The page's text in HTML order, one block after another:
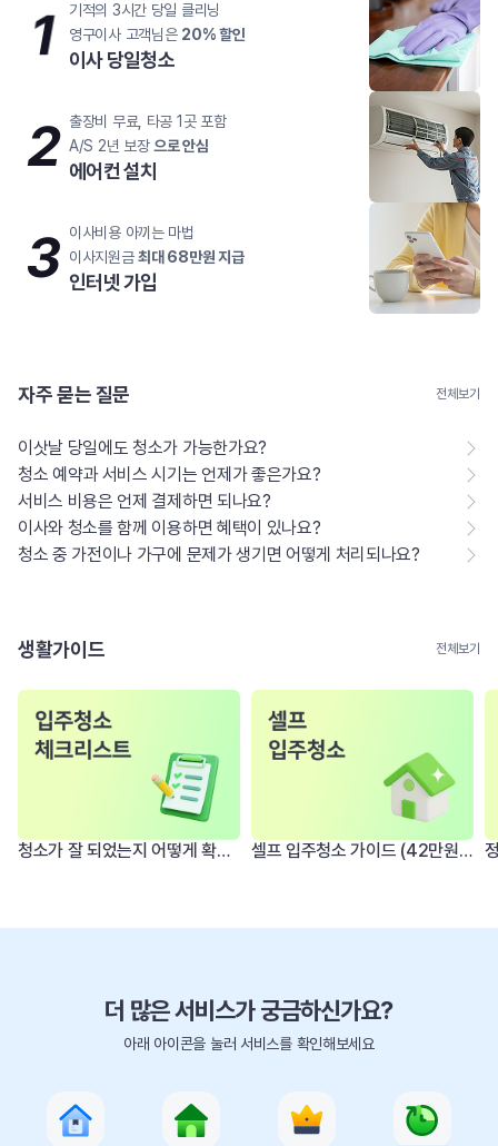
1
기적의 3시간 당일 클리닝
영구이사 고객님은 20% 할인
이사 당일청소
2 출장비 무료, 타공 1곳 포함
A/S 2년 보장으로 안심
에어컨 설치
3 이사비용 아끼는 마법
이사지원금최대 68만원 지급
인터넷 가입
자주 묻는 질문
이삿날 당일에도 청소가 가능한가요?
청소 예약과 서비스 시기는 언제가 좋은가요?
서비스 비용은 언제 결제하면 되나요?
이사와 청소를 함께 이용하면 혜택이 있나요?
청소 중 가전이나 가구에 문제가 생기면 어떻게 처리되나요?
전체보기
생활가이드
청소가 잘 되었는지 어떻게 확인하죠? 입주 전 청소 체크리스트 셀프 입주청소 가이드 (42만원 아낄 수 있는 집은 따로 있다)
전체보기
더 많은 서비스가 궁금하신가요?
아래 아이콘을 눌러 서비스를 확인해보세요